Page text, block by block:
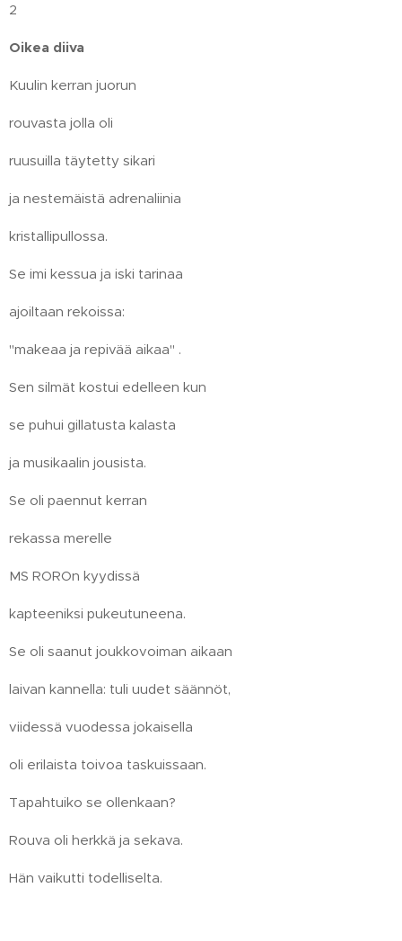
2
Oikea diiva
Kuulin kerran juorun
rouvasta jolla oli
ruusuilla täytetty sikari
ja nestemäistä adrenaliinia
kristallipullossa.
Se imi kessua ja iski tarinaa
ajoiltaan rekoissa:
"makeaa ja repivää aikaa" .
Sen silmät kostui edelleen kun
se puhui gillatusta kalasta
ja musikaalin jousista.
Se oli paennut kerran
rekassa merelle
MS ROROn kyydissä
kapteeniksi pukeutuneena.
Se oli saanut joukkovoiman aikaan
laivan kannella: tuli uudet säännöt,
viidessä vuodessa jokaisella
oli erilaista toivoa taskuissaan.
Tapahtuiko se ollenkaan?
Rouva oli herkkä ja sekava.
Hän vaikutti todelliselta.